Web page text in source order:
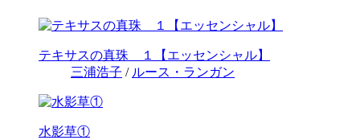
テキサスの真珠 １【エッセンシャル】
三浦浩子 / ルース・ランガン
水影草①